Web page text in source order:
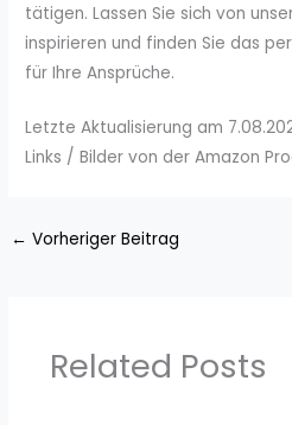
tätigen. Lassen Sie sich von
inspirieren und finden Sie das
für Ihre Ansprüche.
Letzte Aktualisierung am
Links / Bilder von der Amazon
← Vorheriger Beitrag
Related Posts